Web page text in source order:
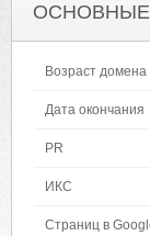
ОСНОВНЫЕ
Возраст домена
Дата окончания
PR
ИКС
Страниц в